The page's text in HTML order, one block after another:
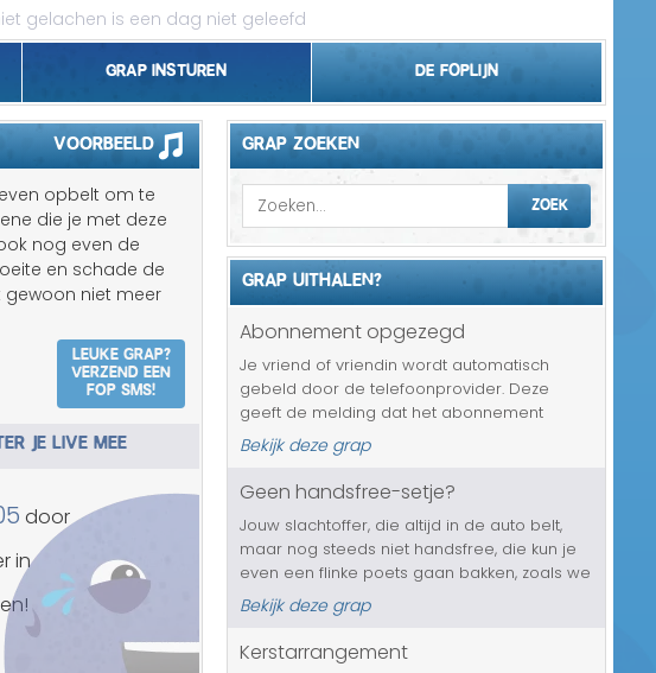
gelachen is een dag niet geleefd
Grap insturen De foplijn
Bel grappen
Topgrappen
18+ en Relatie
Zakelijk/Studie
Geld/Belasting
Buurt/Gemeente
Pakket/Bestelling
Transport/Verkeer
Kerst/Sinterklaas
Diversen/Andere
Voorbeeld
opbelt om te
die je met deze
nog even de
en schade de
gewoon niet meer
Leuke grap?
Verzend een
fop SMS!
JE LIVE MEE
door
in
GRAP ZOEKEN
ZOEK
GRAP UITHALEN?
Abonnement opgezegd
Je vriend of vriendin wordt automatisch
gebeld door de telefoonprovider. Deze
geeft de melding dat het abonnement
binnen twee uur zal worden opgezegd.
Gelukkig kan hij of zij hier nog van alles aan
doen om het tegen te gaan en normaal is
Bekijk deze grap
Geen handsfree-setje?
Jouw slachtoffer, die altijd in de auto belt,
maar nog steeds niet handsfree, die kun je
even een flinke poets gaan bakken, zoals we
dat vroeger noemde. Hij/zij is namelijk door
de rijkspolitie betrapt. Ze reden in
burgerauto langs en hebbe...
Bekijk deze grap
Kerstarrangement